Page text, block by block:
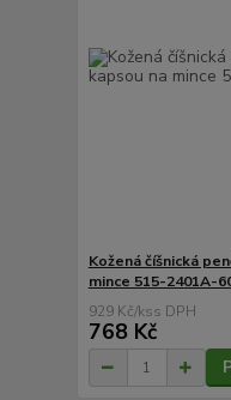
Kožená číšnická
mince 515-2401A-
929 Kč/ks
768 Kč